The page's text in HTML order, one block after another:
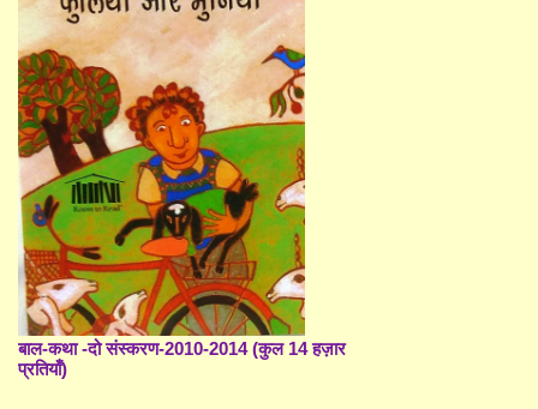
बाल-कथा -दो संस्करण-2010-2014 (कुल 14 हज़ार
प्रतियाँ)